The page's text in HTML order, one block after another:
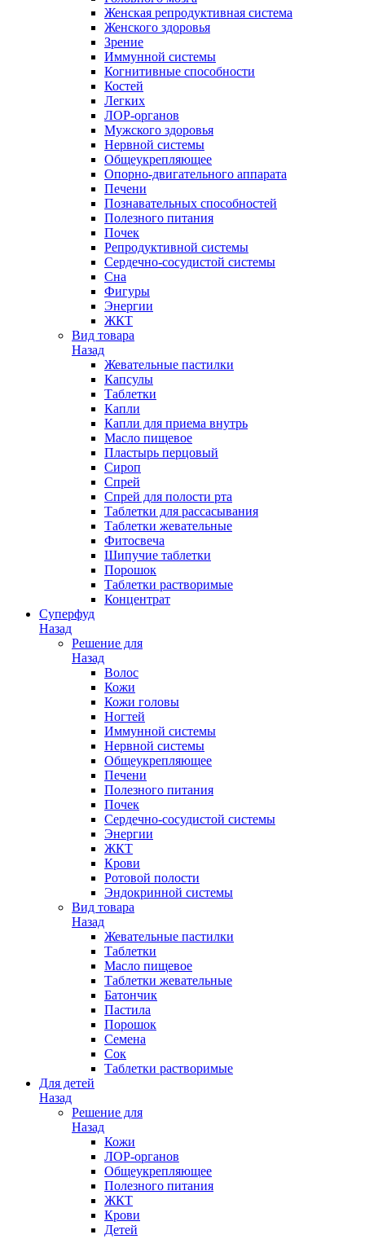
Женская репродуктивная система
Женского здоровья
Зрение
Иммунной системы
Когнитивные способности
Костей
Легких
ЛОР-органов
Мужского здоровья
Нервной системы
Общеукрепляющее
Опорно-двигательного аппарата
Печени
Познавательных способностей
Полезного питания
Почек
Репродуктивной системы
Сердечно-сосудистой системы
Сна
Фигуры
Энергии
ЖКТ
Вид товара
Назад
Жевательные пастилки
Капсулы
Таблетки
Капли
Капли для приема внутрь
Масло пищевое
Пластырь перцовый
Сироп
Спрей
Спрей для полости рта
Таблетки для рассасывания
Таблетки жевательные
Фитосвеча
Шипучие таблетки
Порошок
Таблетки растворимые
Концентрат
Суперфуд
Назад
Решение для
Назад
Волос
Кожи
Кожи головы
Ногтей
Иммунной системы
Нервной системы
Общеукрепляющее
Печени
Полезного питания
Почек
Сердечно-сосудистой системы
Энергии
ЖКТ
Крови
Ротовой полости
Эндокринной системы
Вид товара
Назад
Жевательные пастилки
Таблетки
Масло пищевое
Таблетки жевательные
Батончик
Пастила
Порошок
Семена
Сок
Таблетки растворимые
Для детей
Назад
Решение для
Назад
Кожи
ЛОР-органов
Общеукрепляющее
Полезного питания
ЖКТ
Крови
Детей